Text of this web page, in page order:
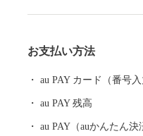
に伴う対応について】 現
時間をいただく場合がございます。 対
2月12日(木) ～ 3月4日(水
お支払い方法
au PAY カード（番号入
au PAY 残高
au PAY（auかんたん